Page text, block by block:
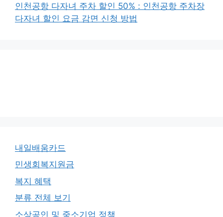
인천공항 다자녀 주차 할인 50% : 인천공항 주차장
다자녀 할인 요금 감면 신청 방법
내일배움카드
민생회복지원금
복지 혜택
분류 전체 보기
소상공인 및 중소기업 정책